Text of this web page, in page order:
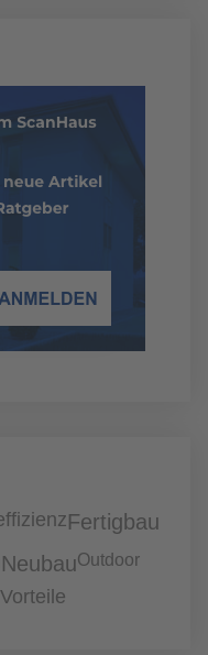
Fertigbau
NeubauOutdoor
Vorteile